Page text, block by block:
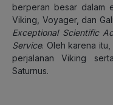
berperan besar dalam
Viking, Voyager, dan
Exceptional Scientific
Service. Oleh karena
perjalanan Viking
Saturnus.